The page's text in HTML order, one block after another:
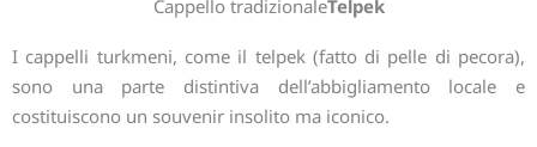
Cappello tradizionaleTelpek
I cappelli turkmeni, come il telpek (fatto di pelle di pecora),
sono una parte distintiva dell’abbigliamento locale e
costituiscono un souvenir insolito ma iconico.